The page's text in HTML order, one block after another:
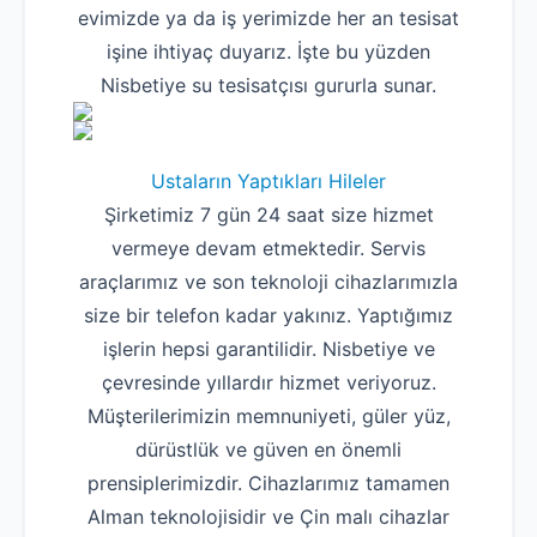
evimizde ya da iş yerimizde her an tesisat
işine ihtiyaç duyarız. İşte bu yüzden
Nisbetiye su tesisatçısı gururla sunar.
Ustaların Yaptıkları Hileler
Şirketimiz 7 gün 24 saat size hizmet
vermeye devam etmektedir. Servis
araçlarımız ve son teknoloji cihazlarımızla
size bir telefon kadar yakınız. Yaptığımız
işlerin hepsi garantilidir. Nisbetiye ve
çevresinde yıllardır hizmet veriyoruz.
Müşterilerimizin memnuniyeti, güler yüz,
dürüstlük ve güven en önemli
prensiplerimizdir. Cihazlarımız tamamen
Alman teknolojisidir ve Çin malı cihazlar